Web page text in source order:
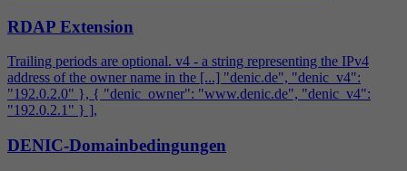
RDAP Extension
Trailing periods are optional. v4 - a string representing the IPv4
address of the owner name in the [...] "denic.de", "denic_v4":
"192.0.2.0" }, { "denic_owner": "www.denic.de", "denic_v4":
"192.0.2.1" } ],
DENIC-Domainbedingungen